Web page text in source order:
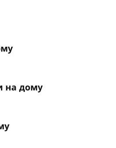
на дому